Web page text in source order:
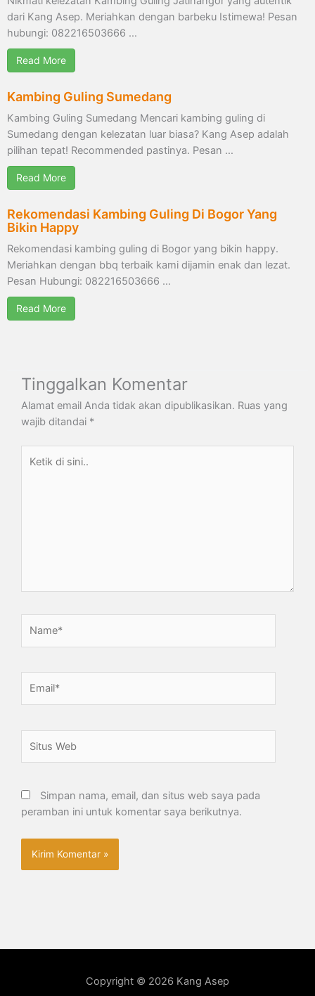
dari Kang Asep. Meriahkan dengan barbeku Istimewa! Pesan
hubungi: 082216503666 …
Read More
Kambing Guling Sumedang
Kambing Guling Sumedang Mencari kambing guling di
Sumedang dengan kelezatan luar biasa? Kang Asep adalah
pilihan tepat! Recommended pastinya. Pesan …
Read More
Rekomendasi Kambing Guling Di Bogor Yang
Bikin Happy
Rekomendasi kambing guling di Bogor yang bikin happy.
Meriahkan dengan bbq terbaik kami dijamin enak dan lezat.
Pesan Hubungi: 082216503666 …
Read More
Tinggalkan Komentar
Alamat email Anda tidak akan dipublikasikan. Ruas yang
wajib ditandai *
Web
Simpan nama, email, dan situs web saya pada
peramban ini untuk komentar saya berikutnya.
Copyright © 2026 Kang Asep